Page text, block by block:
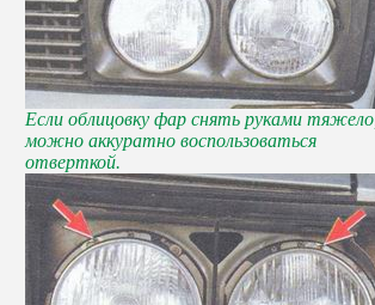
Если облицовку фар снять руками тяжело,
можно аккуратно воспользоваться
отверткой.